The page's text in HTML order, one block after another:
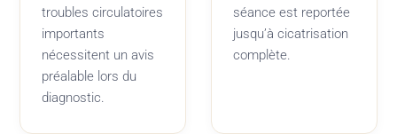
troubles circulatoires
importants
nécessitent un avis
préalable lors du
diagnostic.
séance est reportée
jusqu’à cicatrisation
complète.